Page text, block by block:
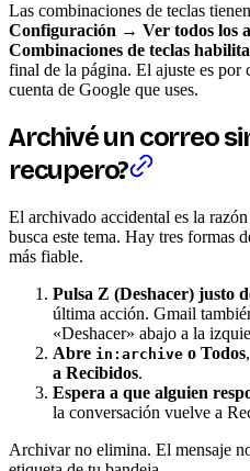
Las combinaciones de teclas
Configuración → Ver todos los
Combinaciones de teclas
final de la página. El ajuste es por
cuenta de Google que uses.
Archivé un correo
recupero?
El archivado accidental es la
busca este tema. Hay tres formas
más fiable.
Pulsa Z (Deshacer) justo
última acción. Gmail
«Deshacer» abajo a la
Abre in:archive o Todos
a Recibidos.
Espera a que alguien
la conversación vuelve a
Archivar no elimina. El mensaje